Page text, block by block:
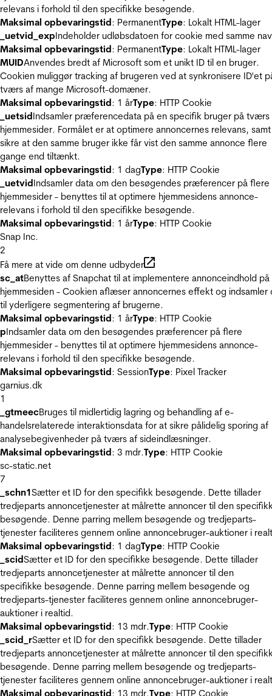
relevans i forhold til den specifikke besøgende.
Maksimal opbevaringstid: PermanentType: Lokalt HTML-lager
_uetvid_expIndeholder udløbsdatoen for cookie med samme
Maksimal opbevaringstid: PermanentType: Lokalt HTML-lager
MUIDAnvendes bredt af Microsoft som et unikt ID til en bruger.
Cookien muliggør tracking af brugeren ved at synkronisere ID'et
tværs af mange Microsoft-domæner.
Maksimal opbevaringstid: 1 årType: HTTP Cookie
_uetsidIndsamler præferencedata på en specifik bruger på tværs
hjemmesider. Formålet er at optimere annoncernes relevans, samt
sikre at den samme bruger ikke får vist den samme annonce flere
gange end tiltænkt.
Maksimal opbevaringstid: 1 dagType: HTTP Cookie
_uetvidIndsamler data om den besøgendes præferencer på flere
hjemmesider - benyttes til at optimere hjemmesidens annonce-
relevans i forhold til den specifikke besøgende.
Maksimal opbevaringstid: 1 årType: HTTP Cookie
Snap Inc.
2
Få mere at vide om denne udbyder
sc_atBenyttes af Snapchat til at implementere annonceindhold på
hjemmesiden - Cookien aflæser annoncernes effekt og indsamler
til yderligere segmentering af brugerne.
Maksimal opbevaringstid: 1 årType: HTTP Cookie
pIndsamler data om den besøgendes præferencer på flere
hjemmesider - benyttes til at optimere hjemmesidens annonce-
relevans i forhold til den specifikke besøgende.
Maksimal opbevaringstid: SessionType: Pixel Tracker
garnius.dk
1
_gtmeecBruges til midlertidig lagring og behandling af e-
handelsrelaterede interaktionsdata for at sikre pålidelig sporing af
analysebegivenheder på tværs af sideindlæsninger.
Maksimal opbevaringstid: 3 mdr.Type: HTTP Cookie
sc-static.net
7
_schn1Sætter et ID for den specifikk besøgende. Dette tillader
tredjeparts annoncetjenester at målrette annoncer til den
besøgende. Denne parring mellem besøgende og tredjeparts-
tjenester faciliteres gennem online annoncebruger-auktioner i
Maksimal opbevaringstid: 1 dagType: HTTP Cookie
_scidSætter et ID for den specifikke besøgende. Dette tillader
tredjeparts annoncetjenester at målrette annoncer til den
specifikke besøgende. Denne parring mellem besøgende og
tredjeparts-tjenester faciliteres gennem online annoncebruger-
auktioner i realtid.
Maksimal opbevaringstid: 13 mdr.Type: HTTP Cookie
_scid_rSætter et ID for den specifikk besøgende. Dette tillader
tredjeparts annoncetjenester at målrette annoncer til den
besøgende. Denne parring mellem besøgende og tredjeparts-
tjenester faciliteres gennem online annoncebruger-auktioner i
Maksimal opbevaringstid: 13 mdr.Type: HTTP Cookie